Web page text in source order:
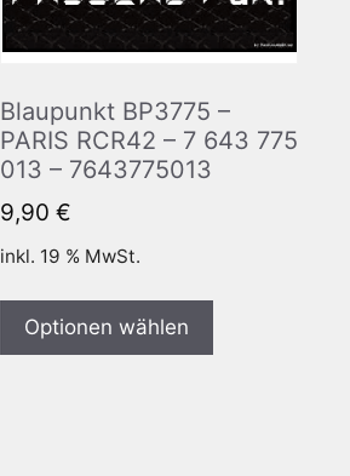
Blaupunkt BP3775 –
PARIS RCR42 – 7 643 775
013 – 7643775013
9,90 €
inkl. 19 % MwSt.
Optionen wählen